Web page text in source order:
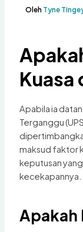
Oleh Tyne
Kuasa
Apabila ia
Terganggu
maksud faktor
keputusan
kecekapannya.
Apakah